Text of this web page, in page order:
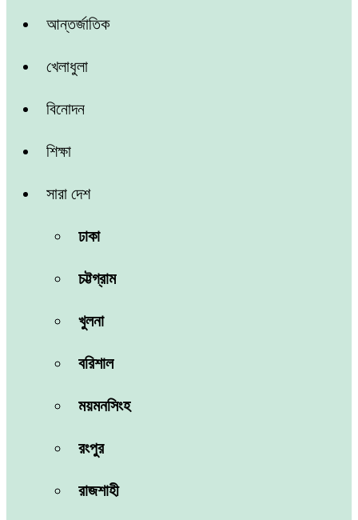
আন্তর্জাতিক
খেলাধুলা
বিনোদন
শিক্ষা
সারা দেশ
ঢাকা
চট্টগ্রাম
খুলনা
বরিশাল
ময়মনসিংহ
রংপুর
রাজশাহী